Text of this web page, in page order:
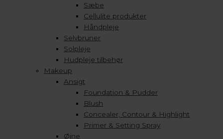
Sæbe
Cellulite produkter
Håndpleje
Selvbruner
Solpleje
Hudpleje tilbehør
Makeup
Ansigt
Foundation & Pudder
Blush
Concealer, Contour & Highlight
Primer & Setting Spray
Øjne